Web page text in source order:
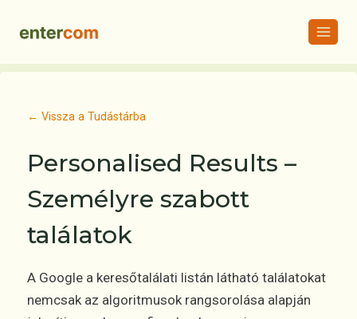
← Vissza a Tudástárba
Personalised Results –
Személyre szabott
találatok
A Google a keresőtalálati listán látható találatokat
nemcsak az algoritmusok rangsorolása alapján